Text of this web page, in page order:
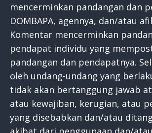
mencerminkan pandangan dan
DOMBAPA, agennya, dan/atau
Komentar mencerminkan
pendapat individu yang
pandangan dan pendapatnya.
oleh undang-undang yang
tidak akan bertanggung jawab
atau kewajiban, kerugian, atau
yang disebabkan dan/atau